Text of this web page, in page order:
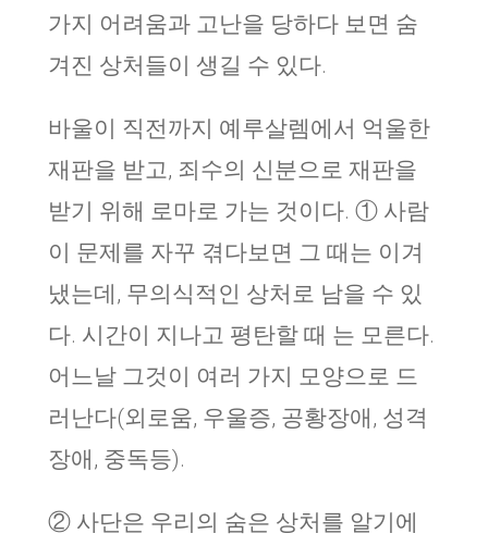
가지 어려움과 고난을 당하다 보면 숨
겨진 상처들이 생길 수 있다.
바울이 직전까지 예루살렘에서 억울한
재판을 받고, 죄수의 신분으로 재판을
받기 위해 로마로 가는 것이다. ① 사람
이 문제를 자꾸 겪다보면 그 때는 이겨
냈는데, 무의식적인 상처로 남을 수 있
다. 시간이 지나고 평탄할 때 는 모른다.
어느날 그것이 여러 가지 모양으로 드
러난다(외로움, 우울증, 공황장애, 성격
장애, 중독등).
② 사단은 우리의 숨은 상처를 알기에